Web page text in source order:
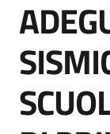
English
site